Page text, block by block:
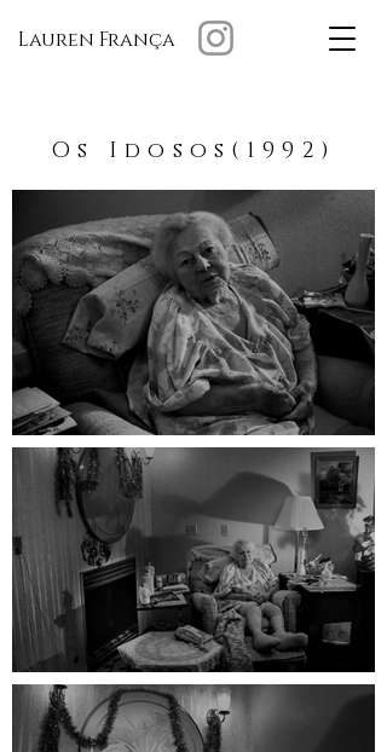
Lauren França
Os Idosos(1992)